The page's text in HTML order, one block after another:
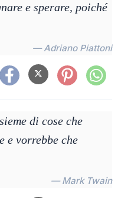
e sperare, poiché
— Adriano Piattoni
di cose che
e vorrebbe che
— Mark Twain